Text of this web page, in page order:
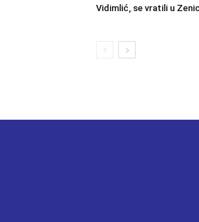
Vidimlić, se vratili u